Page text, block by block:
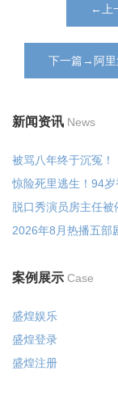
←上
下一篇→阿里
新闻资讯 News
被骂八年终于沉冤！
惊险死里逃生！94岁
脱口秀演员房主任被
2026年8月热播五部
案例展示 Case
盛煌娱乐
盛煌登录
盛煌注册